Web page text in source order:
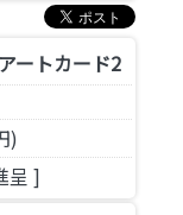
ートカード2
)
呈 ]